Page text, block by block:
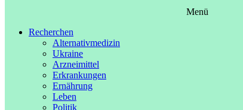
Menü
Recherchen
Alternativmedizin
Ukraine
Arzneimittel
Erkrankungen
Ernährung
Leben
Politik